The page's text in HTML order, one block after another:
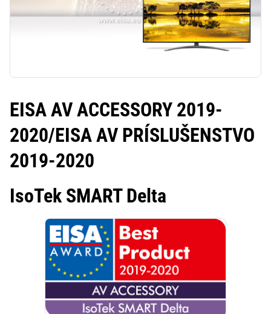
EISA AV ACCESSORY 2019-
2020/EISA AV PRÍSLUŠENSTVO
2019-2020
IsoTek SMART Delta